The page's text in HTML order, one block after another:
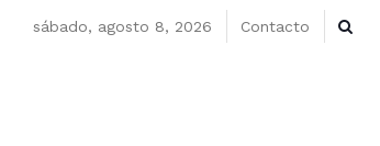
sábado, agosto 8, 2026 Contacto